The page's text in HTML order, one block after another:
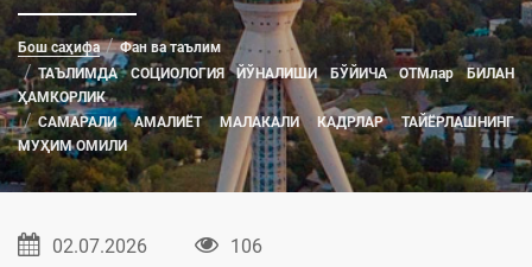
Бош саҳифа
Фан ва таълим
ТАЪЛИМДА СОЦИОЛОГИЯ ЙЎНАЛИШИ БЎЙИЧА ОТМлар БИЛАН
ҲАМКОРЛИК
САМАРАЛИ АМАЛИЁТ МАЛАКАЛИ КАДРЛАР ТАЙЁРЛАШНИНГ
МУҲИМ ОМИЛИ
02.07.2026 106